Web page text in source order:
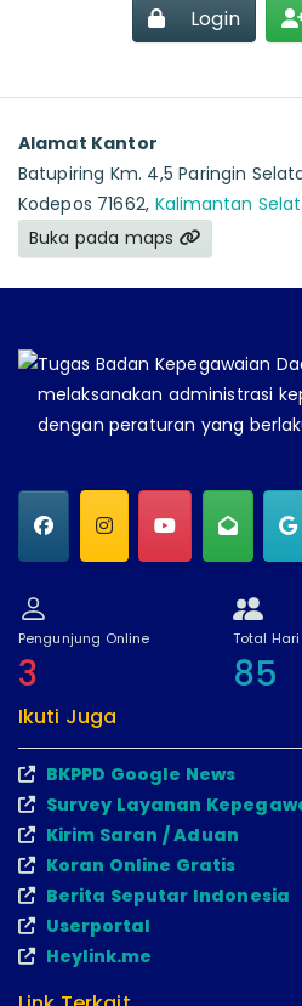
Login
Alamat Kantor
Batupiring Km. 4,5 Paringin
Kodepos 71662, Kalimantan
Buka pada maps
Tugas Badan Kepegawaian
melaksanakan administrasi
dengan peraturan yang
Pengunjung Online
3
Total Hari
85
Ikuti Juga
BKPPD Google News
Survey Layanan
Kirim Saran / Aduan
Koran Online Gratis
Berita Seputar Indonesia
Userportal
Heylink.me